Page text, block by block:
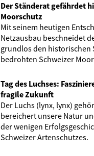
Der Ständerat gefährdet
Moorschutz
Mit seinem heutigen
Netzausbau beschneidet
grundlos den historischen
bedrohten Schweizer
Tag des Luchses:
fragile Zukunft
Der Luchs (lynx, lynx)
bereichert unsere Natur
der wenigen
Schweizer Artenschutzes.